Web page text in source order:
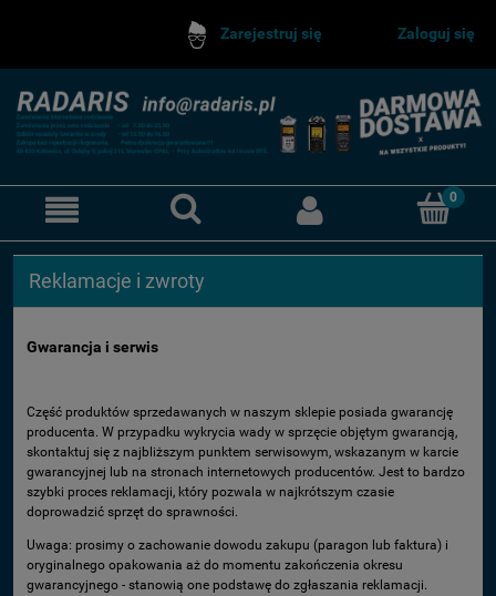
Zarejestruj się Zaloguj się
Reklamacje i zwroty
Gwarancja i serwis
Część produktów sprzedawanych w naszym sklepie posiada gwarancję
producenta. W przypadku wykrycia wady w sprzęcie objętym gwarancją,
skontaktuj się z najbliższym punktem serwisowym, wskazanym w karcie
gwarancyjnej lub na stronach internetowych producentów. Jest to bardzo
szybki proces reklamacji, który pozwala w najkrótszym czasie
doprowadzić sprzęt do sprawności.
Uwaga: prosimy o zachowanie dowodu zakupu (paragon lub faktura) i
oryginalnego opakowania aż do momentu zakończenia okresu
gwarancyjnego - stanowią one podstawę do zgłaszania reklamacji.